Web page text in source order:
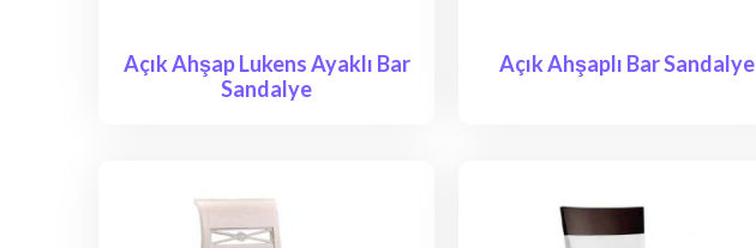
Açık Ahşap Lukens Ayaklı Bar
Sandalye
Açık Ahşaplı Bar Sandalye